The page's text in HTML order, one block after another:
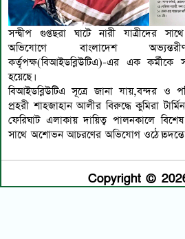
সন্দ্বীপ গুপ্তছরা ঘাটে নারী যাত্রীদের
অভিযোগে বাংলাদেশ
কর্তৃপক্ষ(বিআইডব্লিউটিএ)-এর এক কর্মীকে
হয়েছে।
বিআইডব্লিউটিএ সূত্রে জানা যায়,বন্দর ও
প্রহরী শাহজাহান আলীর বিরুদ্ধে কুমিরা
ফেরিঘাট এলাকায় দায়িত্ব পালনকালে
সাথে অশোভন আচরণের অভিযোগ ওঠে।তদন্তে
Copyright ©